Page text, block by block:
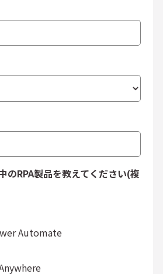
のRPA製品を教えてください(複
Automate